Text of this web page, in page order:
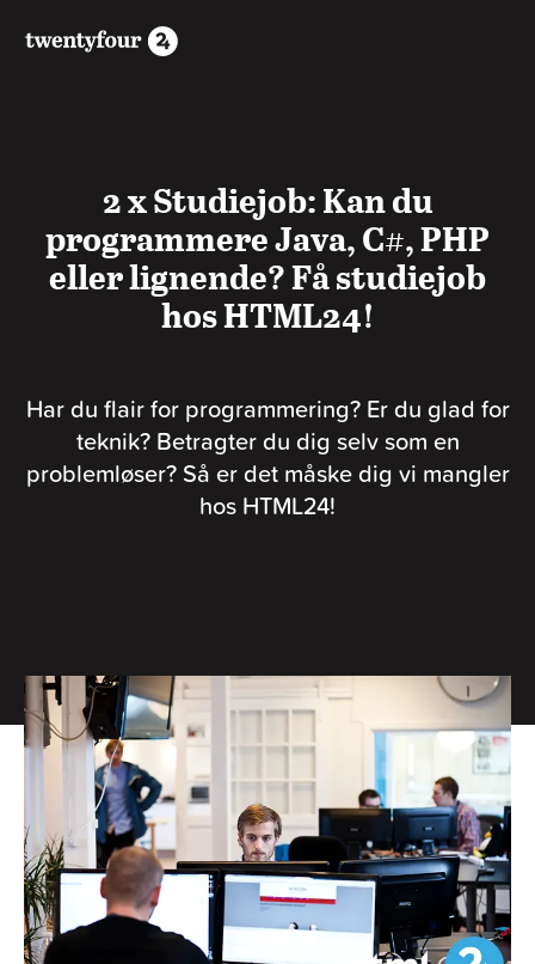
2 x Studiejob: Kan du
programmere Java, C#, PHP
eller lignende? Få studiejob
hos HTML24!
Har du flair for programmering? Er du glad for
teknik? Betragter du dig selv som en
problemløser? Så er det måske dig vi mangler
hos HTML24!